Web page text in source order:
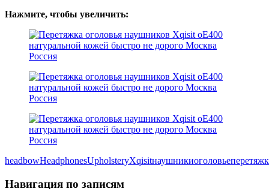
Нажмите, чтобы увеличить:
headbowHeadphonesUpholsteryXqisitнаушникиоголовье
Навигация по записям